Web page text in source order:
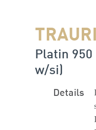
Platin
w/si)
Details